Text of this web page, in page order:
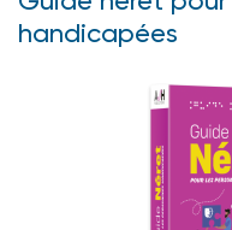
handicapées